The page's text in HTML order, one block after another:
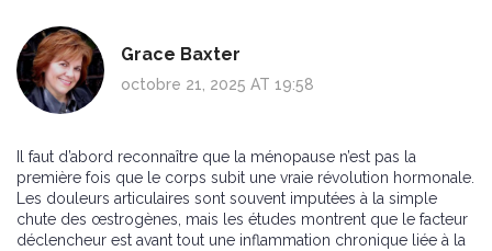
Grace Baxter
octobre 21, 2025 AT 19:58
Il faut d’abord reconnaître que la ménopause n’est pas la
première fois que le corps subit une vraie révolution hormonale.
Les douleurs articulaires sont souvent imputées à la simple
chute des œstrogènes, mais les études montrent que le facteur
déclencheur est avant tout une inflammation chronique liée à la